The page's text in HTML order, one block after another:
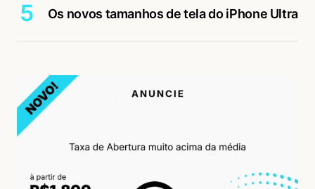
Os novos tamanhos de tela do iPhone Ultra